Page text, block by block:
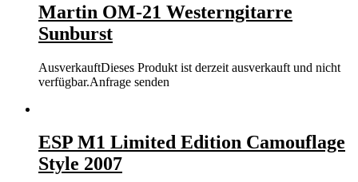
Martin OM-21 Westerngitarre
Sunburst
AusverkauftDieses Produkt ist derzeit ausverkauft und nicht
verfügbar.Anfrage senden
ESP M1 Limited Edition Camouflage
Style 2007